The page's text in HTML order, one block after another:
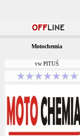
Motochemia
vw PITUŚ